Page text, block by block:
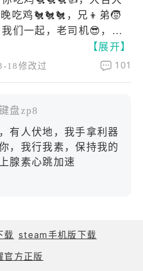
吃鸡🐔🐔🐔，兄👦弟🧒
们一起，老司机😎，老
【展开】
18修改过 101
盘zp8
有人伏地，我手拿利器
，我行我素，保持我的
腺素心跳加速
载 steam手机版下载
官方正版